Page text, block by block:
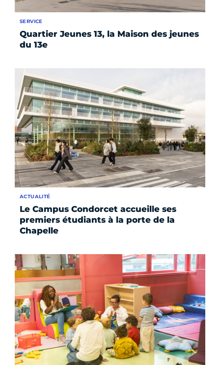
Quartier Jeunes 13, la Maison des jeunes
du 13e
SERVICE
Le Campus Condorcet accueille ses
premiers étudiants à la porte de la
Chapelle
ACTUALITÉ